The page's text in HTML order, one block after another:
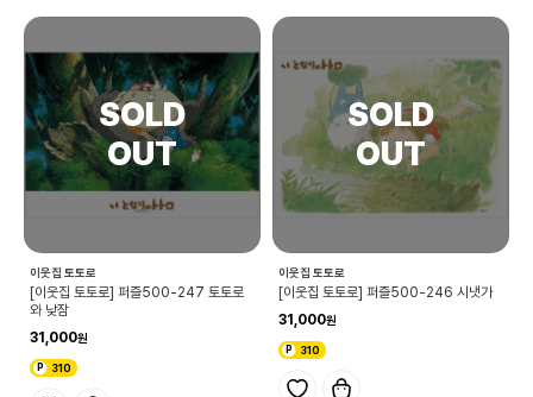
이웃집 토토로
[이웃집 토토로] 퍼즐500-247 토토로
와 낮잠
31,000
310
이웃집 토토로
[이웃집 토토로] 퍼즐500-246 시냇가
31,000
310